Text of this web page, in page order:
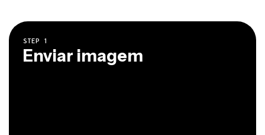
STEP 1
Enviar imagem